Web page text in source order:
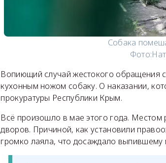
Собака
Фото:
Вопиющий случай жестокого обращения
кухонным ножом собаку. О наказании,
прокуратуры Республики Крым.
Всё произошло в мае этого года. Местом
дворов. Причиной, как установили
громко лаяла, что досаждало выпившему